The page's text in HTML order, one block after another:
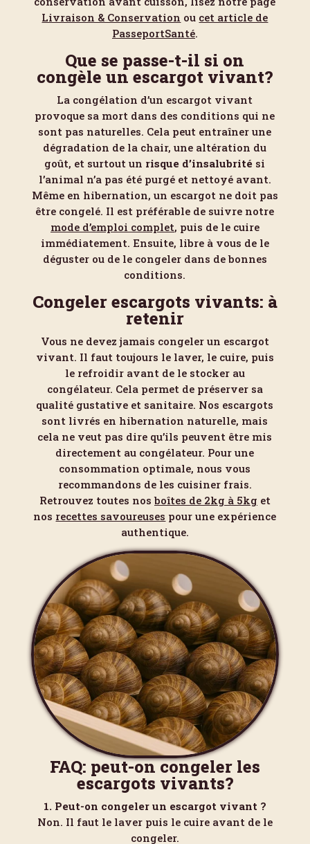
Livraison & Conservation ou cet article de
PasseportSanté.
Que se passe-t-il si on
congèle un escargot vivant?
La congélation d’un escargot vivant
provoque sa mort dans des conditions qui ne
sont pas naturelles. Cela peut entraîner une
dégradation de la chair, une altération du
goût, et surtout un risque d’insalubrité si
l’animal n’a pas été purgé et nettoyé avant.
Même en hibernation, un escargot ne doit pas
être congelé. Il est préférable de suivre notre
mode d’emploi complet, puis de le cuire
immédiatement. Ensuite, libre à vous de le
déguster ou de le congeler dans de bonnes
conditions.
Congeler escargots vivants: à
retenir
Vous ne devez jamais congeler un escargot
vivant. Il faut toujours le laver, le cuire, puis
le refroidir avant de le stocker au
congélateur. Cela permet de préserver sa
qualité gustative et sanitaire. Nos escargots
sont livrés en hibernation naturelle, mais
cela ne veut pas dire qu’ils peuvent être mis
directement au congélateur. Pour une
consommation optimale, nous vous
recommandons de les cuisiner frais.
Retrouvez toutes nosboîtes de 2kg à 5kg et
nos recettes savoureuses pour une expérience
authentique.
FAQ: peut-on congeler les
escargots vivants?
1. Peut-on congeler un escargot vivant ?
Non. Il faut le laver puis le cuire avant de le
congeler.